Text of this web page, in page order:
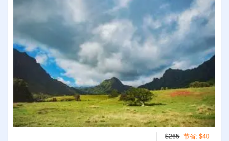
$265 节省:$40